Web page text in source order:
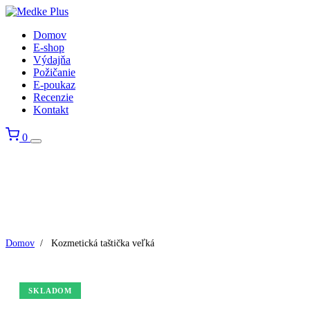
Domov
E-shop
Výdajňa
Požičanie
E-poukaz
Recenzie
Kontakt
0
Domov / Kozmetická taštička veľká
SKLADOM